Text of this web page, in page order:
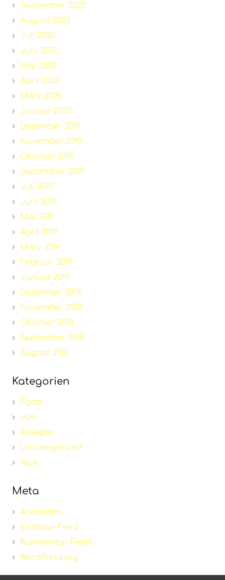
September 2020
August 2020
Juli 2020
Juni 2020
Mai 2020
April 2020
März 2020
Januar 2020
Dezember 2019
November 2019
Oktober 2019
September 2019
Juli 2019
Juni 2019
Mai 2019
April 2019
März 2019
Februar 2019
Januar 2019
Dezember 2018
November 2018
Oktober 2018
September 2018
August 2018
Kategorien
Facts
Job
Rezepte
Uncategorized
Wow
Meta
Anmelden
Eintrags-Feed
Kommentar-Feed
WordPress.org